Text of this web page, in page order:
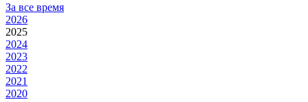
За все время
2026
2025
2024
2023
2022
2021
2020